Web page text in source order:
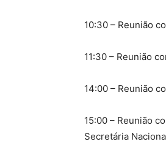
10:30 – Reunião
11:30 – Reunião
14:00 – Reunião
15:00 – Reunião
Secretária